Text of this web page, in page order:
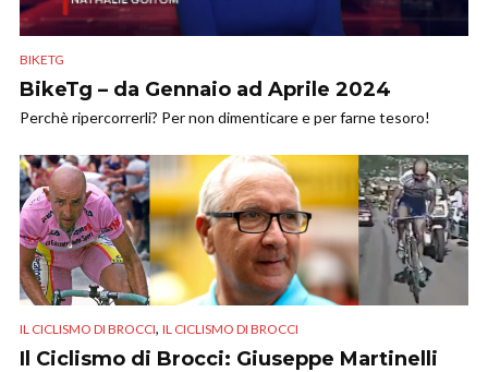
BIKETG
BikeTg – da Gennaio ad Aprile 2024
Perchè ripercorrerli? Per non dimenticare e per farne tesoro!
IL CICLISMO DI BROCCI, IL CICLISMO DI BROCCI
Il Ciclismo di Brocci: Giuseppe Martinelli